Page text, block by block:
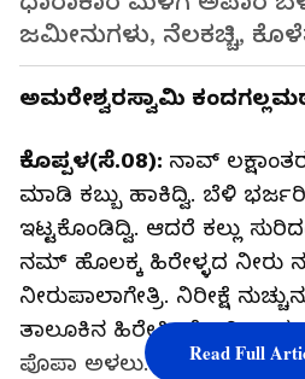
ಜಮೀನುಗಳು, ನೆಲಕಚ್ಚಿ,
ಅಮರೇಶ್ವರಸ್ವಾಮಿ
ಕೊಪ್ಪಳ(ಸೆ.08): ನಾವ್‌
ಮಾಡಿ ಕಬ್ಬು ಹಾಕಿದ್ವಿ. ಬೆಳಿ
ಇಟ್ಟಕೊಂಡಿದ್ವಿ. ಆದರೆ ಕಲ್ಲು
ನಮ್‌ ಹೊಲಕ್ಕ ಹಿರೇಳ್ಳದ ನೀರು
ನೀರುಪಾಲಾಗೇತ್ರಿ. ನಿರೀಕ್ಷೆ
ತಾಲೂಕಿನ ಹಿರೇಸಿಂಧೋಗಿ
ಪೊಪಾ ಅಳಲು. ಹಿರೇಹಳ್ಳದ
Read Full